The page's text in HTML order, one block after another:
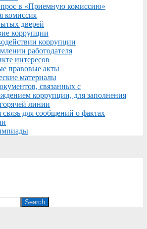
в «Приемную комиссию»
комиссия
дверей
коррупции
коррупции
работодателя
интересов
правовые акты
материалы
связанных с
коррупции, для заполнения
линии
связь для сообщений о фактах